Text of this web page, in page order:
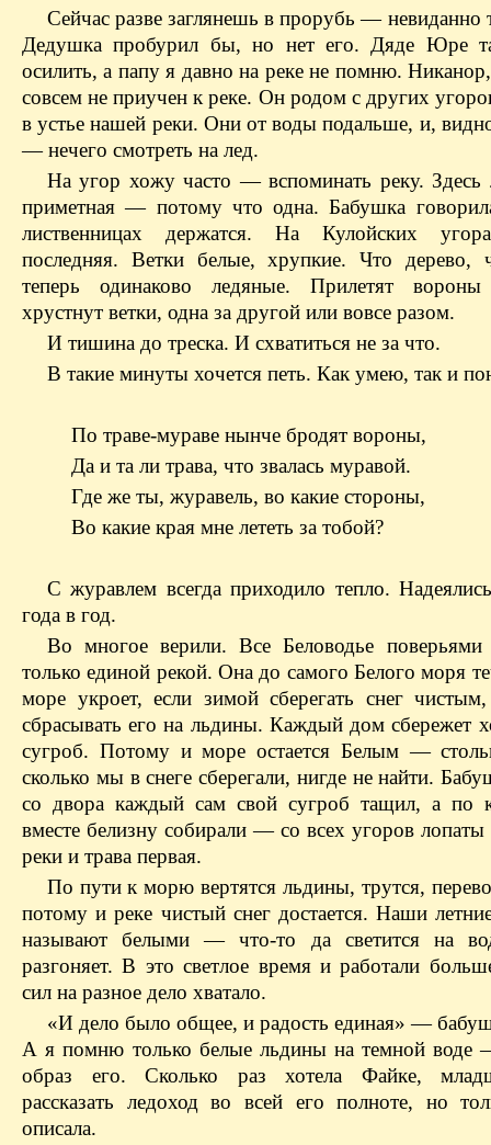
Сейчас разве заглянешь в прорубь — невиданно
Дедушка пробурил бы, но нет его. Дяде Юре
осилить, а папу я давно на реке не помню.
совсем не приучен к реке. Он родом с других
в устье нашей реки. Они от воды подальше, и,
— нечего смотреть на лед.
На угор хожу часто — вспоминать реку. Здесь
приметная — потому что одна. Бабушка
лиственницах держатся. На Кулойских
последняя. Ветки белые, хрупкие. Что
теперь одинаково ледяные. Прилетят
хрустнут ветки, одна за другой или вовсе разом.
И тишина до треска. И схватиться не за что.
В такие минуты хочется петь. Как умею, так и
По траве-мураве нынче бродят вороны,
Да и та ли трава, что звалась муравой.
Где же ты, журавель, во какие стороны,
Во какие края мне лететь за тобой?
С журавлем всегда приходило тепло.
года в год.
Во многое верили. Все Беловодье поверьями
только единой рекой. Она до самого Белого моря
море укроет, если зимой сберегать снег
сбрасывать его на льдины. Каждый дом сбережет
сугроб. Потому и море остается Белым —
сколько мы в снеге сберегали, нигде не найти.
со двора каждый сам свой сугроб тащил, а по
вместе белизну собирали — со всех угоров
реки и трава первая.
По пути к морю вертятся льдины, трутся,
потому и реке чистый снег достается. Наши
называют белыми — что-то да светится на
разгоняет. В это светлое время и работали
сил на разное дело хватало.
«И дело было общее, и радость единая» —
А я помню только белые льдины на темной воде
образ его. Сколько раз хотела Файке,
рассказать ледоход во всей его полноте, но
описала.